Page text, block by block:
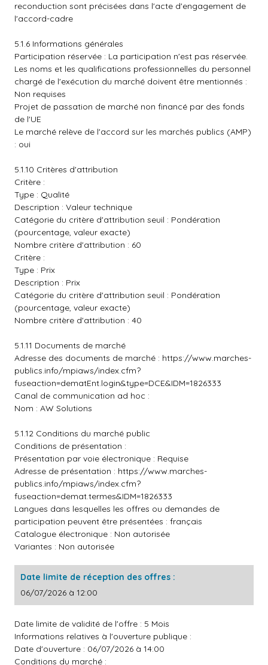
reconduction sont précisées dans l'acte d'engagement de
l'accord-cadre
5.1.6 Informations générales
Participation réservée : La participation n'est pas réservée.
Les noms et les qualifications professionnelles du personnel
chargé de l'exécution du marché doivent être mentionnés :
Non requises
Projet de passation de marché non financé par des fonds
de l'UE
Le marché relève de l'accord sur les marchés publics (AMP)
: oui
5.1.10 Critères d'attribution
Critère :
Type : Qualité
Description : Valeur technique
Catégorie du critère d'attribution seuil : Pondération
(pourcentage, valeur exacte)
Nombre critère d'attribution : 60
Critère :
Type : Prix
Description : Prix
Catégorie du critère d'attribution seuil : Pondération
(pourcentage, valeur exacte)
Nombre critère d'attribution : 40
5.1.11 Documents de marché
Adresse des documents de marché : https://www.marches-
publics.info/mpiaws/index.cfm?
fuseaction=dematEnt.login&type=DCE&IDM=1826333
Canal de communication ad hoc :
Nom : AW Solutions
5.1.12 Conditions du marché public
Conditions de présentation :
Présentation par voie électronique : Requise
Adresse de présentation : https://www.marches-
publics.info/mpiaws/index.cfm?
fuseaction=demat.termes&IDM=1826333
Langues dans lesquelles les offres ou demandes de
participation peuvent être présentées : français
Catalogue électronique : Non autorisée
Variantes : Non autorisée
Date limite de réception des offres :
06/07/2026 à 12:00
Date limite de validité de l'offre : 5 Mois
Informations relatives à l'ouverture publique :
Date d'ouverture : 06/07/2026 à 14:00
Conditions du marché :